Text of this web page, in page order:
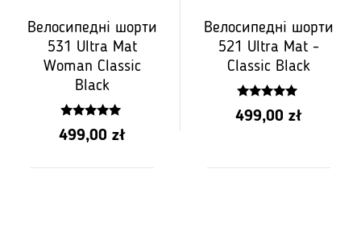
Велосипедні шорти
531 Ultra Mat
Woman Classic
Black
5.00
z 5
499,00 zł
Велосипедні шорти
521 Ultra Mat -
Classic Black
4.88
z 5
499,00 zł